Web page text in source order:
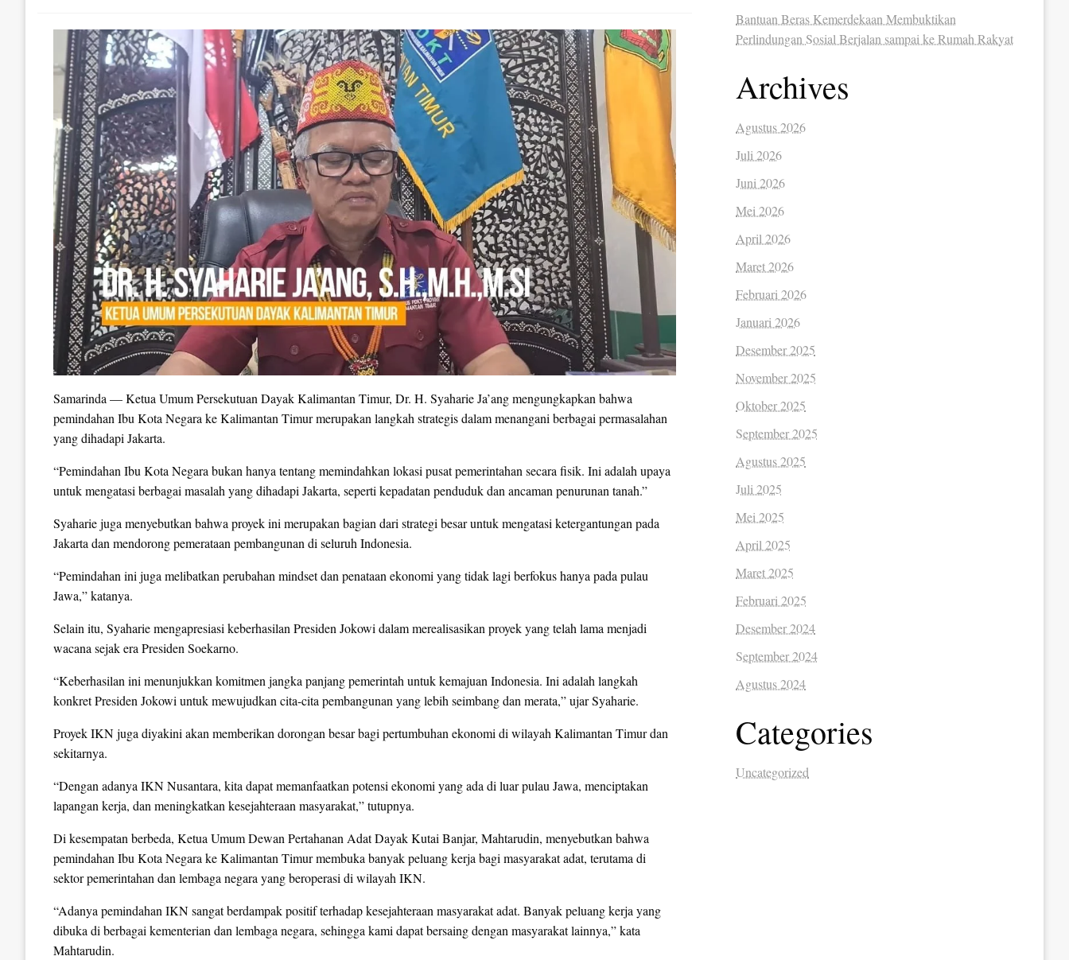
Samarinda — Ketua Umum Persekutuan Dayak Kalimantan Timur, Dr. H. Syaharie Ja’ang mengungkapkan bahwa
pemindahan Ibu Kota Negara ke Kalimantan Timur merupakan langkah strategis dalam menangani berbagai permasalahan
yang dihadapi Jakarta.
“Pemindahan Ibu Kota Negara bukan hanya tentang memindahkan lokasi pusat pemerintahan secara fisik. Ini adalah upaya
untuk mengatasi berbagai masalah yang dihadapi Jakarta, seperti kepadatan penduduk dan ancaman penurunan tanah.”
Syaharie juga menyebutkan bahwa proyek ini merupakan bagian dari strategi besar untuk mengatasi ketergantungan pada
Jakarta dan mendorong pemerataan pembangunan di seluruh Indonesia.
“Pemindahan ini juga melibatkan perubahan mindset dan penataan ekonomi yang tidak lagi berfokus hanya pada pulau
Jawa,” katanya.
Selain itu, Syaharie mengapresiasi keberhasilan Presiden Jokowi dalam merealisasikan proyek yang telah lama menjadi
wacana sejak era Presiden Soekarno.
“Keberhasilan ini menunjukkan komitmen jangka panjang pemerintah untuk kemajuan Indonesia. Ini adalah langkah
konkret Presiden Jokowi untuk mewujudkan cita-cita pembangunan yang lebih seimbang dan merata,” ujar Syaharie.
Proyek IKN juga diyakini akan memberikan dorongan besar bagi pertumbuhan ekonomi di wilayah Kalimantan Timur dan
sekitarnya.
“Dengan adanya IKN Nusantara, kita dapat memanfaatkan potensi ekonomi yang ada di luar pulau Jawa, menciptakan
lapangan kerja, dan meningkatkan kesejahteraan masyarakat,” tutupnya.
Di kesempatan berbeda, Ketua Umum Dewan Pertahanan Adat Dayak Kutai Banjar, Mahtarudin, menyebutkan bahwa
pemindahan Ibu Kota Negara ke Kalimantan Timur membuka banyak peluang kerja bagi masyarakat adat, terutama di
sektor pemerintahan dan lembaga negara yang beroperasi di wilayah IKN.
“Adanya pemindahan IKN sangat berdampak positif terhadap kesejahteraan masyarakat adat. Banyak peluang kerja yang
dibuka di berbagai kementerian dan lembaga negara, sehingga kami dapat bersaing dengan masyarakat lainnya,” kata
Mahtarudin.
Bantuan Beras Kemerdekaan Membuktikan
Perlindungan Sosial Berjalan sampai ke Rumah Rakyat
Archives
Agustus 2026
Juli 2026
Juni 2026
Mei 2026
April 2026
Maret 2026
Februari 2026
Januari 2026
Desember 2025
November 2025
Oktober 2025
September 2025
Agustus 2025
Juli 2025
Mei 2025
April 2025
Maret 2025
Februari 2025
Desember 2024
September 2024
Agustus 2024
Categories
Uncategorized